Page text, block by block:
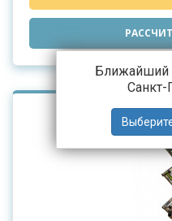
Ближайший
Санкт-